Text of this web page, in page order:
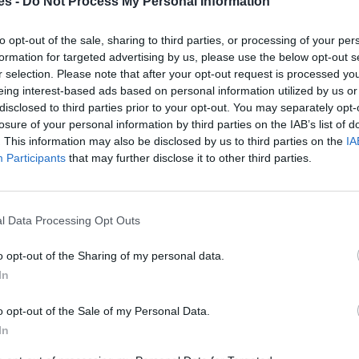
opt-out of the sale, sharing to third parties, or processing of your
for targeted advertising by us, please use the below opt-out
selection. Please note that after your opt-out request is processed
interest-based ads based on personal information utilized by us
to third parties prior to your opt-out. You may separately
of your personal information by third parties on the IAB’s list of
This information may also be disclosed by us to third parties on the
Participants that may further disclose it to other third parties.
Data Processing Opt Outs
opt-out of the Sharing of my personal data.
opt-out of the Sale of my Personal Data.
y São Leopoldo
211l.- 0,00€ 295 l. - 0,00€